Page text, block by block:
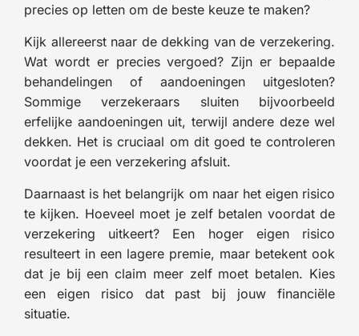
precies op letten om de beste keuze te maken?
Kijk allereerst naar de dekking van de verzekering.
Wat wordt er precies vergoed? Zijn er bepaalde
behandelingen of aandoeningen uitgesloten?
Sommige verzekeraars sluiten bijvoorbeeld
erfelijke aandoeningen uit, terwijl andere deze wel
dekken. Het is cruciaal om dit goed te controleren
voordat je een verzekering afsluit.
Daarnaast is het belangrijk om naar het eigen risico
te kijken. Hoeveel moet je zelf betalen voordat de
verzekering uitkeert? Een hoger eigen risico
resulteert in een lagere premie, maar betekent ook
dat je bij een claim meer zelf moet betalen. Kies
een eigen risico dat past bij jouw financiële
situatie.